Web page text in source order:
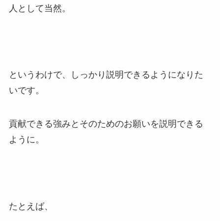
人として当然。
というわけで、しっかり説明できるようになりた
いです。
貢献できる強みとそのためのお願いを説明できる
ように。
たとえば、